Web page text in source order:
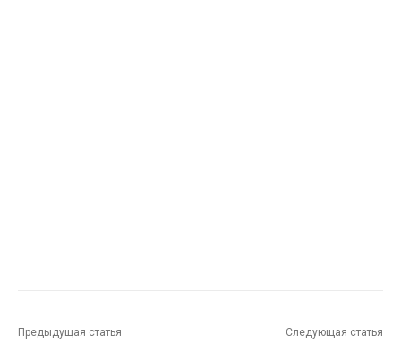
Предыдущая статья Следующая статья